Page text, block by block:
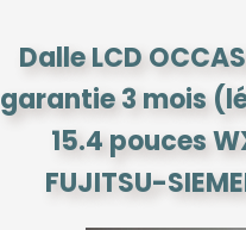
Dalle LCD
garantie 3 mois
15.4 pouces
FUJITSU-